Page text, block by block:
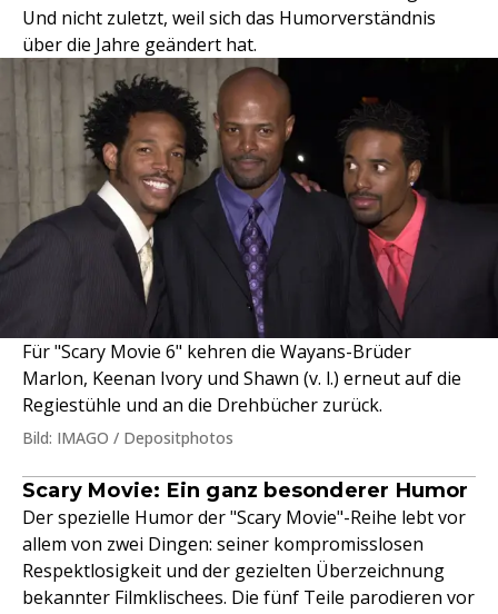
Und nicht zuletzt, weil sich das Humorverständnis
über die Jahre geändert hat.
Für "Scary Movie 6" kehren die Wayans-Brüder
Marlon, Keenan Ivory und Shawn (v. l.) erneut auf die
Regiestühle und an die Drehbücher zurück.
Bild: IMAGO / Depositphotos
Scary Movie: Ein ganz besonderer Humor
Der spezielle Humor der "Scary Movie"-Reihe lebt vor
allem von zwei Dingen: seiner kompromisslosen
Respektlosigkeit und der gezielten Überzeichnung
bekannter Filmklischees. Die fünf Teile parodieren vor